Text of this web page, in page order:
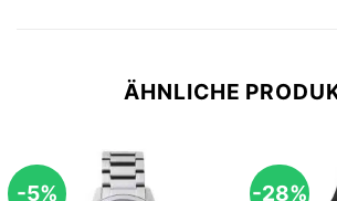
ÄHNLICHE
-5% -28%